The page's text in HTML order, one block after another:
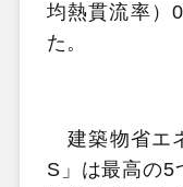
均熱貫流率）
た。
建築物省エ
S」は最高の5